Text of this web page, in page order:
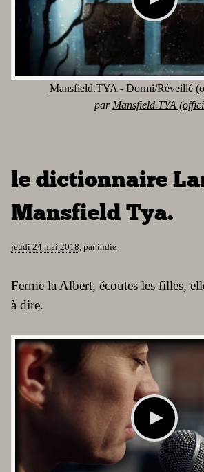
Mansfield.TYA - Dormi/Réveillé
par Mansfield.TYA
le dictionnaire
Mansfield Tya.
jeudi 24 mai 2018, parindie
Ferme la Albert, écoutes les filles,
à dire.